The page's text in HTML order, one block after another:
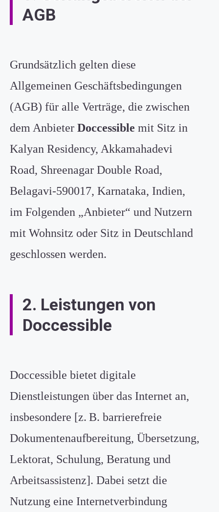
AGB
Grundsätzlich gelten diese
Allgemeinen Geschäftsbedingungen
(AGB) für alle Verträge, die zwischen
dem Anbieter Doccessible mit Sitz in
Kalyan Residency, Akkamahadevi
Road, Shreenagar Double Road,
Belagavi-590017, Karnataka, Indien,
im Folgenden „Anbieter“ und Nutzern
mit Wohnsitz oder Sitz in Deutschland
geschlossen werden.
2. Leistungen von
Doccessible
Doccessible bietet digitale
Dienstleistungen über das Internet an,
insbesondere [z. B. barrierefreie
Dokumentenaufbereitung, Übersetzung,
Lektorat, Schulung, Beratung und
Arbeitsassistenz]. Dabei setzt die
Nutzung eine Internetverbindung